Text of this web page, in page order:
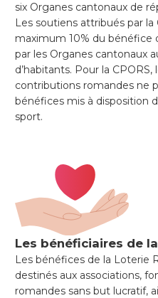
six Organes cantonaux de
Les soutiens attribués par
maximum 10% du bénéfice
par les Organes cantonaux
d’habitants. Pour la
contributions romandes ne
bénéfices mis à disposition
sport.
Les bénéficiaires de
Les bénéfices de la Loterie
destinés aux associations,
romandes sans but lucratif,